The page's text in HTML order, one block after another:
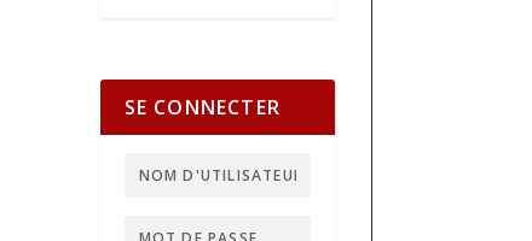
SE CONNECTER